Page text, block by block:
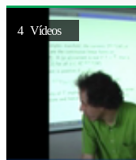
4 Vídeos